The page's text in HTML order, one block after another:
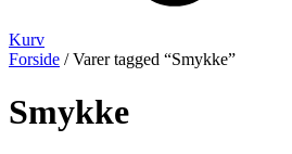
Kurv
Forside / Varer tagged “Smykke”
Smykke